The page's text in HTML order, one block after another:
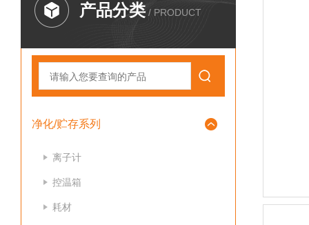
产品分类 / PRODUCT
净化/贮存系列
离子计
控温箱
耗材